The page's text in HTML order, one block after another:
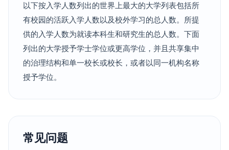
以下按入学人数列出的世界上最大的大学列表包括所
有校园的活跃入学人数以及校外学习的总人数。所提
供的入学人数为就读本科生和研究生的总人数。下面
列出的大学授予学士学位或更高学位，并且共享集中
的治理结构和单一校长或校长，或者以同一机构名称
授予学位。
常见问题